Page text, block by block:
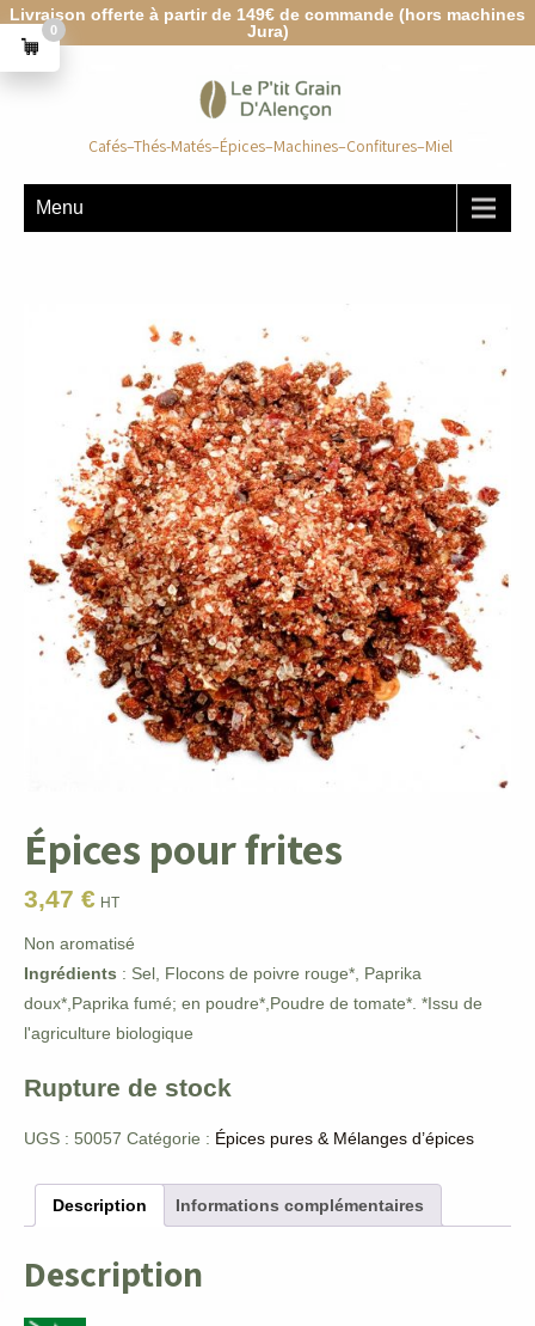
Livraison offerte à partir de 149€ de commande (hors machines
Jura)
Cafés–Thés-Matés–Épices–Machines–Confitures–Miel
Menu
Épices pour frites
3,47 € HT
Non aromatisé
Ingrédients : Sel, Flocons de poivre rouge*, Paprika
doux*,Paprika fumé; en poudre*,Poudre de tomate*. *Issu de
l'agriculture biologique
Rupture de stock
UGS : 50057 Catégorie : Épices pures & Mélanges d’épices
Description Informations complémentaires
Description
0